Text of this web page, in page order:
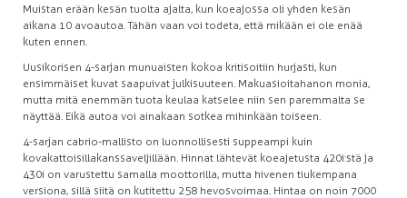
Muistan erään kesän tuolta ajalta, kun koeajossa oli yhden kesän
aikana 10 avoautoa. Tähän vaan voi todeta, että mikään ei ole enää
kuten ennen.
Uusikorisen 4-sarjan munuaisten kokoa kritisoitiin hurjasti, kun
ensimmäiset kuvat saapuivat julkisuuteen. Makuasioitahan on monia,
mutta mitä enemmän tuota keulaa katselee niin sen paremmalta se
näyttää. Eikä autoa voi ainakaan sotkea mihinkään toiseen.
4-sarjan cabrio-mallisto on luonnollisesti suppeampi kuin
kovakattoisilla kanssaveljillään. Hinnat lähtevät koeajetusta 420i:stä ja
430i on varustettu samalla moottorilla, mutta hivenen tiukempana
versiona, sillä siitä on kutitettu 258 hevosvoimaa. Hintaa on noin 7000